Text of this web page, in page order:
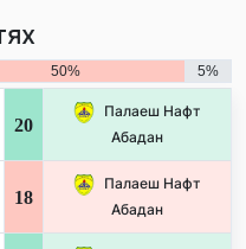
50% 5%
20
Палаеш Нафт
Абадан
18
Палаеш Нафт
Абадан